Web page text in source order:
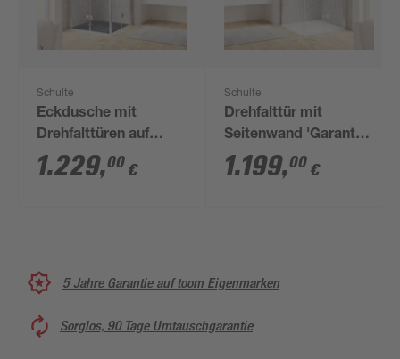
Schulte
Eckdusche mit
Drehfalttüren auf
Fliesen 'Garant 2.0'
Chromoptik 90 x 200
1.229,00 €
Schulte
Drehfalttür mit
Seitenwand 'Garant
2.0' Anschlag rechts
Chromoptik für
1.199,00 €
5 Jahre Garantie auf toom Eigenmarken
Sorglos, 90 Tage Umtauschgarantie